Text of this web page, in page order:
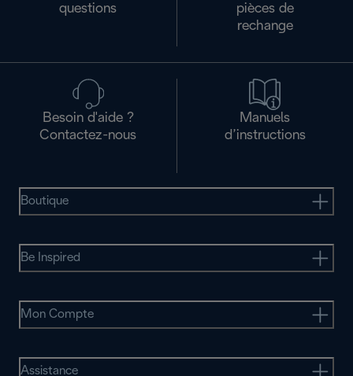
questions
pièces de
rechange
Besoin d'aide ?
Contactez-nous
Manuels
d’instructions
Boutique
Be Inspired
Mon Compte
Assistance